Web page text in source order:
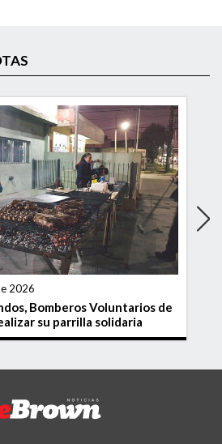
2026
Bomberos Voluntarios de
su parrilla solidaria